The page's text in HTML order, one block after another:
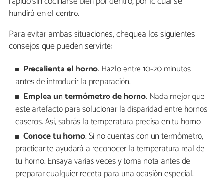
hundirá en el centro.
Para evitar ambas situaciones, chequea los siguientes
consejos que pueden servirte:
Precalienta el horno. Hazlo entre 10-20 minutos
antes de introducir la preparación.
Emplea un termómetro de horno. Nada mejor que
este artefacto para solucionar la disparidad entre hornos
caseros. Así, sabrás la temperatura precisa en tu horno.
Conoce tu horno. Si no cuentas con un termómetro,
practicar te ayudará a reconocer la temperatura real de
tu horno. Ensaya varias veces y toma nota antes de
preparar cualquier receta para una ocasión especial.